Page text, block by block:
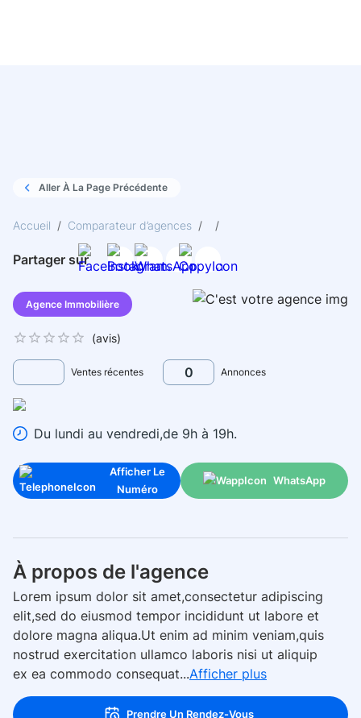
Aller À La Page Précédente
Accueil / Comparateur d’agences / /
Partager sur
Agence Immobilière
(avis)
Ventes récentes 0 Annonces
Du lundi au vendredi,de 9h à 19h.
Afficher Le
Numéro
WhatsApp
À propos de l'agence
Lorem ipsum dolor sit amet,consectetur adipiscing
elit,sed do eiusmod tempor incididunt ut labore et
dolore magna aliqua.Ut enim ad minim veniam,quis
nostrud exercitation ullamco laboris nisi ut aliquip
ex ea commodo consequat...Afficher plus
Prendre Un Rendez-Vous